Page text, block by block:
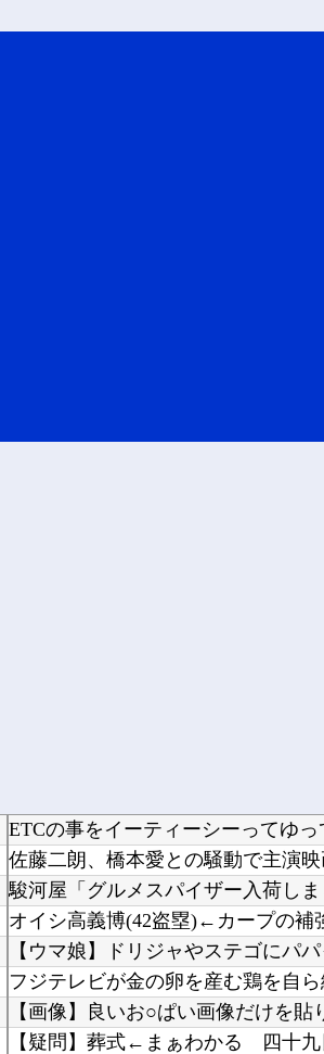
ETCの事をイーティーシーってゆ
佐藤二朗、橋本愛との騒動で主演
駿河屋「グルメスパイザー入荷し
【ウマ娘】ドリジャやステゴにパ
【画像】良いお○ぱい画像だけを
【疑問】葬式←まぁわかる 四十